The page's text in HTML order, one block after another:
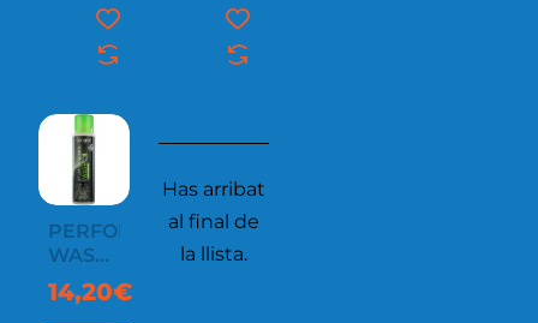
PERFORMANCE
WASH
300ML
14,20€
Has arribat
al final de
la llista.